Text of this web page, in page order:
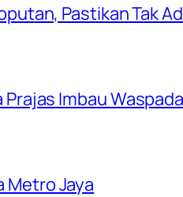
Pastikan Tak
Imbau
Metro Jaya